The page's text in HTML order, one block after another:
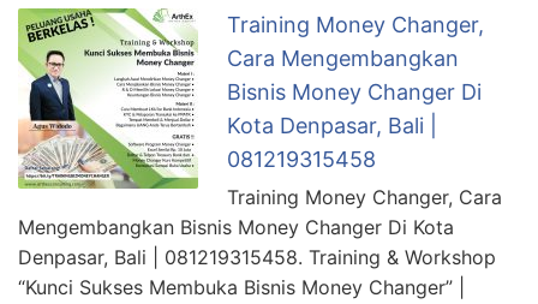
Training Money Changer,
Cara Mengembangkan
Bisnis Money Changer Di
Kota Denpasar, Bali |
081219315458
Training Money Changer, Cara
Mengembangkan Bisnis Money Changer Di Kota
Denpasar, Bali | 081219315458. Training & Workshop
“Kunci Sukses Membuka Bisnis Money Changer” |